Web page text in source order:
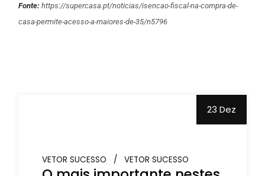
Fonte:https://supercasa.pt/noticias/isencao-fiscal-na-compra-de-
casa-permite-acesso-a-maiores-de-35/n5796
23 Dez
VETOR SUCESSO VETOR SUCESSO